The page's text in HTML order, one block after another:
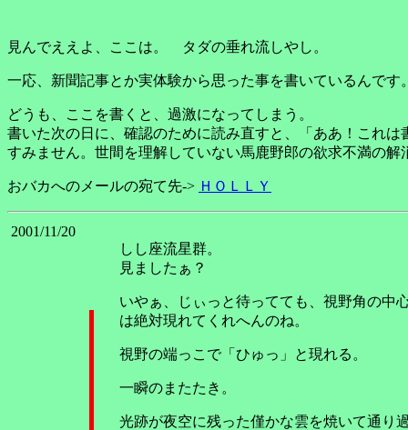
見んでええよ、ここは。 タダの垂れ流しやし。
一応、新聞記事とか実体験から思った事を書いているんです
どうも、ここを書くと、過激になってしまう。
書いた次の日に、確認のために読み直すと、「ああ！これ
すみません。世間を理解していない馬鹿野郎の欲求不満の解
おバカへのメールの宛て先-> ＨＯＬＬＹ
2001/11/20
しし座流星群。
見ましたぁ？
いやぁ、じぃっと待ってても、視野角の中
は絶対現れてくれへんのね。
視野の端っこで「ひゅっ」と現れる。
一瞬のまたたき。
光跡が夜空に残った僅かな雲を焼いて通り